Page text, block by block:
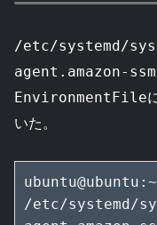
/etc/systemd/
agent.amazon-
EnvironmentFile
いた。
/etc/systemd/